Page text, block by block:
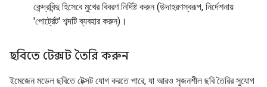
কেন্দ্রবিন্দু হিসেবে মুখের বিবরণ নির্দিষ্ট করুন (উদাহরণস্বরূপ, নির্দেশনায়
'পোর্ট্রেট' শব্দটি ব্যবহার করুন)।
ছবিতে টেক্সট তৈরি করুন
ইমেজেন মডেল ছবিতে টেক্সট যোগ করতে পারে, যা আরও সৃজনশীল ছবি তৈরির সুযোগ